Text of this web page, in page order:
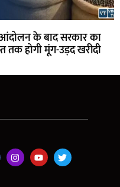
के बाद सरकार का
होगी मूंग-उड़द खरीदी